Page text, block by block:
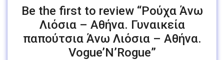
Be the first to review “Ρούχα Άνω
Λιόσια – Αθήνα. Γυναικεία
παπούτσια Άνω Λιόσια – Αθήνα.
Vogue’N’Rogue”